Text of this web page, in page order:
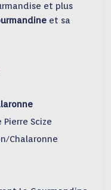
et plus
et sa
Scize
Chalaronne